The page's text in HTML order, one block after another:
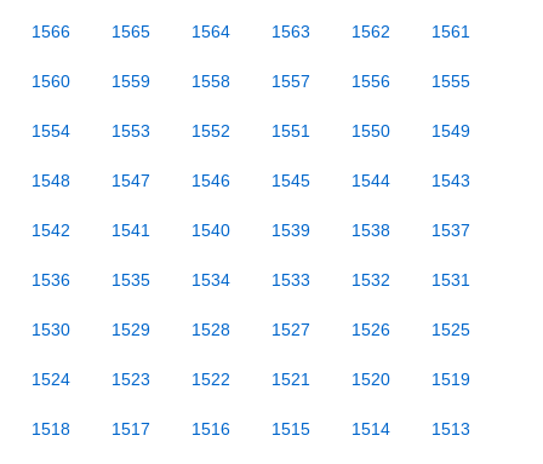
1566 1565 1564 1563 1562 1561
1560 1559 1558 1557 1556 1555
1554 1553 1552 1551 1550 1549
1548 1547 1546 1545 1544 1543
1542 1541 1540 1539 1538 1537
1536 1535 1534 1533 1532 1531
1530 1529 1528 1527 1526 1525
1524 1523 1522 1521 1520 1519
1518 1517 1516 1515 1514 1513